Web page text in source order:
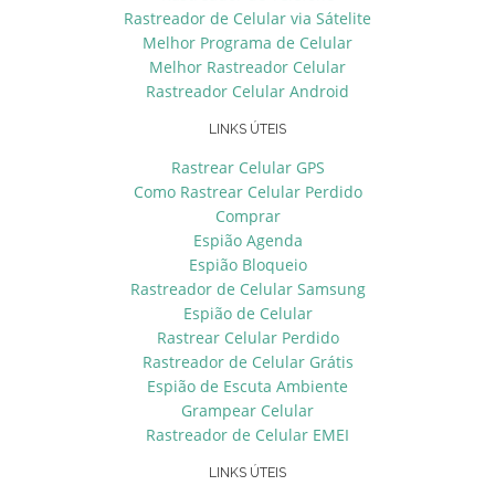
Rastreador de Celular via Sátelite
Melhor Programa de Celular
Melhor Rastreador Celular
Rastreador Celular Android
LINKS ÚTEIS
Rastrear Celular GPS
Como Rastrear Celular Perdido
Comprar
Espião Agenda
Espião Bloqueio
Rastreador de Celular Samsung
Espião de Celular
Rastrear Celular Perdido
Rastreador de Celular Grátis
Espião de Escuta Ambiente
Grampear Celular
Rastreador de Celular EMEI
LINKS ÚTEIS